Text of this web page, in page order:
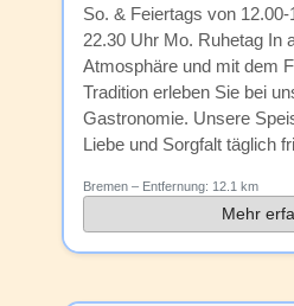
So. & Feiertags von
22.30 Uhr Mo. Ruhetag In
Atmosphäre und mit dem
Tradition erleben Sie bei
Gastronomie. Unsere
Liebe und Sorgfalt täglich
Bremen – Entfernung: 12.1 km
Mehr